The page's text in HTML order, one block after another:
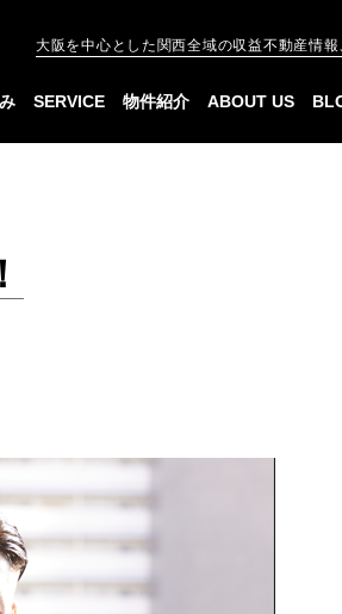
大阪を中心とした関西全域の収益不動産情
SERVICE 物件紹介 ABOUT US